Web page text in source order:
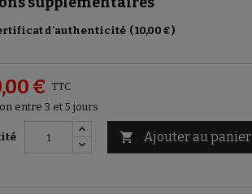
d'authenticité ( 10,00 €)
€ TTC
entre 3 et 5 jours
 Ajouter au panier